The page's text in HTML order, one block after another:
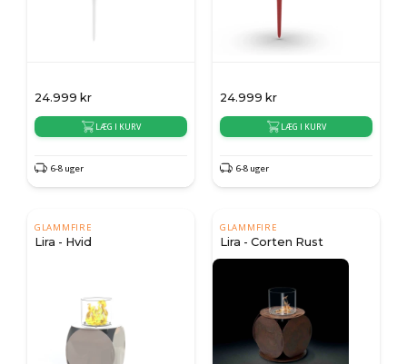
24.999 kr
LÆG I KURV
6-8 uger
24.999 kr
LÆG I KURV
6-8 uger
GLAMMFIRE
Lira - Hvid
GLAMMFIRE
Lira - Corten Rust